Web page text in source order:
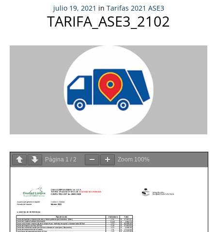
julio 19, 2021 in Tarifas 2021 ASE3
TARIFA_ASE3_2102
Página 1 / 2 Zoom 100%